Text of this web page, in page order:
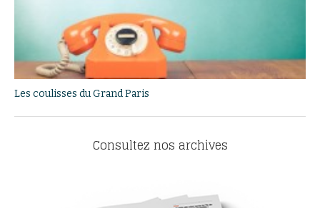
Les coulisses du Grand Paris
Consultez nos archives